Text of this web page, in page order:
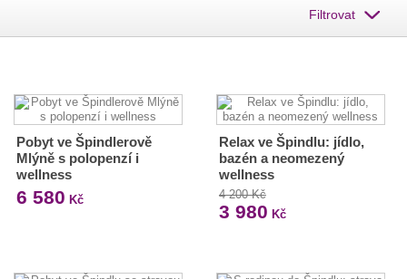
Filtrovat
Pobyt ve Špindlerově
Mlýně s polopenzí i
wellness
6 580 Kč
Relax ve Špindlu: jídlo,
bazén a neomezený
wellness
4 200 Kč
3 980 Kč